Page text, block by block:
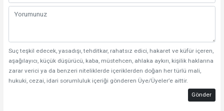
Suç teşkil edecek, yasadışı, tehditkar, rahatsız edici, hakaret ve küfür içeren,
aşağılayıcı, küçük düşürücü, kaba, müstehcen, ahlaka aykırı, kişilik haklarına
zarar verici ya da benzeri niteliklerde içeriklerden doğan her türlü mali,
hukuki, cezai, idari sorumluluk içeriği gönderen Üye/Üyeler’e aittir.
Gönder